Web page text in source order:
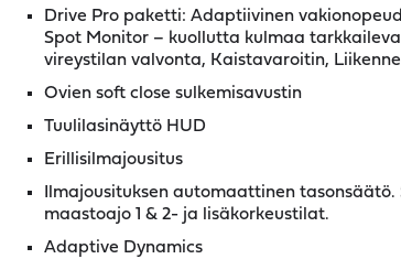
Drive Pro paketti: Adaptiivinen
Spot Monitor – kuollutta kulmaa
vireystilan valvonta, Kaistavaroitin,
Ovien soft close sulkemisavustin
Tuulilasinäyttö HUD
Erillisilmajousitus
Ilmajousituksen automaattinen
maastoajo 1 & 2- ja lisäkorkeustilat.
Adaptive Dynamics